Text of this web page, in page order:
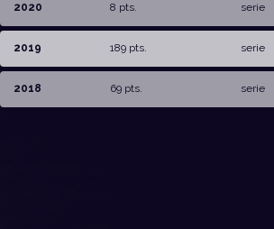
2020 8 pts. serie
2019 189 pts. serie
2018 69 pts. serie